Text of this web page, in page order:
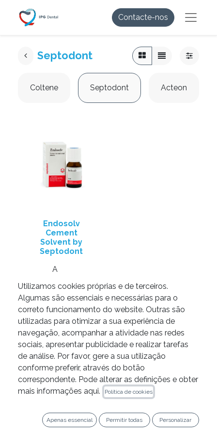
Contacte-nos
Septodont
Coltene Septodont Acteon
Endosolv
Cement
Solvent by
Septodont
A
de
50,00 €
Adicione ao
carrinho
Política de Privacidade
Utilizamos cookies próprias e de terceiros.
Algumas são essenciais e necessárias para o
correto funcionamento do website. Outras são
utilizadas para otimizar a sua experiência de
navegação, acompanhar a atividade nas redes
sociais, apresentar publicidade e realizar tarefas
de análise. Por favor, gere a sua utilização
conforme preferir, através do botão
correspondente. Pode alterar as definições e obter
mais informações aqui.
Política de cookies
Apenas essencial Permitir todas Personalizar